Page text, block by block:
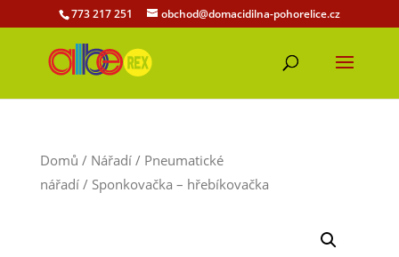
773 217 251 obchod@domacidilna-pohorelice.cz
Domů / Nářadí/ Pneumatické
nářadí/ Sponkovačka – hřebíkovačka